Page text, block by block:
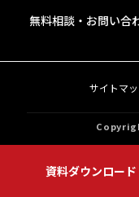
無料相談・お問い合
サイトマ
資料ダウンロード